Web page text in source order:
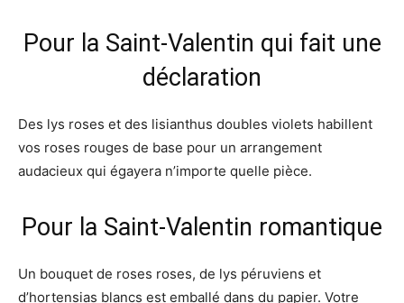
Pour la Saint-Valentin qui fait une
déclaration
Des lys roses et des lisianthus doubles violets habillent
vos roses rouges de base pour un arrangement
audacieux qui égayera n’importe quelle pièce.
Pour la Saint-Valentin romantique
Un bouquet de roses roses, de lys péruviens et
d’hortensias blancs est emballé dans du papier. Votre